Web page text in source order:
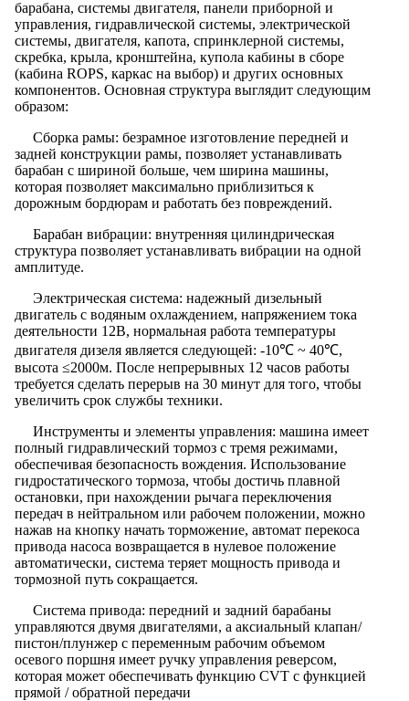
барабана, системы двигателя, панели приборной и
управления, гидравлической системы, электрической
системы, двигателя, капота, спринклерной системы,
скребка, крыла, кронштейна, купола кабины в сборе
(кабина ROPS, каркас на выбор) и других основных
компонентов. Основная структура выглядит следующим
образом:
Сборка рамы: безрамное изготовление передней и
задней конструкции рамы, позволяет устанавливать
барабан с шириной больше, чем ширина машины,
которая позволяет максимально приблизиться к
дорожным бордюрам и работать без повреждений.
Барабан вибрации: внутренняя цилиндрическая
структура позволяет устанавливать вибрации на одной
амплитуде.
Электрическая система: надежный дизельный
двигатель с водяным охлаждением, напряжением тока
деятельности 12В, нормальная работа температуры
двигателя дизеля является следующей: -10℃ ~ 40℃,
высота ≤2000м. После непрерывных 12 часов работы
требуется сделать перерыв на 30 минут для того, чтобы
увеличить срок службы техники.
Инструменты и элементы управления: машина имеет
полный гидравлический тормоз с тремя режимами,
обеспечивая безопасность вождения. Использование
гидростатического тормоза, чтобы достичь плавной
остановки, при нахождении рычага переключения
передач в нейтральном или рабочем положении, можно
нажав на кнопку начать торможение, автомат перекоса
привода насоса возвращается в нулевое положение
автоматически, система теряет мощность привода и
тормозной путь сокращается.
Система привода: передний и задний барабаны
управляются двумя двигателями, а аксиальный клапан/
пистон/плунжер с переменным рабочим объемом
осевого поршня имеет ручку управления реверсом,
которая может обеспечивать функцию CVT с функцией
прямой / обратной передачи